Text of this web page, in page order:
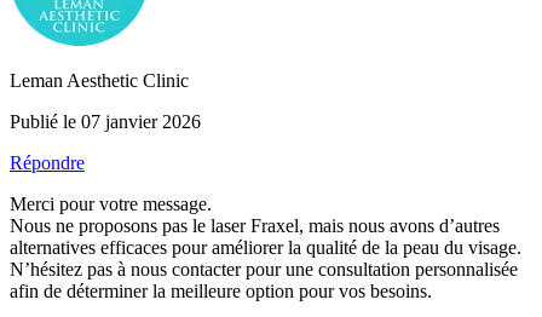
Leman Aesthetic Clinic
Publié le 07 janvier 2026
Répondre
Merci pour votre message.
Nous ne proposons pas le laser Fraxel, mais nous avons d’autres
alternatives efficaces pour améliorer la qualité de la peau du visage.
N’hésitez pas à nous contacter pour une consultation personnalisée
afin de déterminer la meilleure option pour vos besoins.